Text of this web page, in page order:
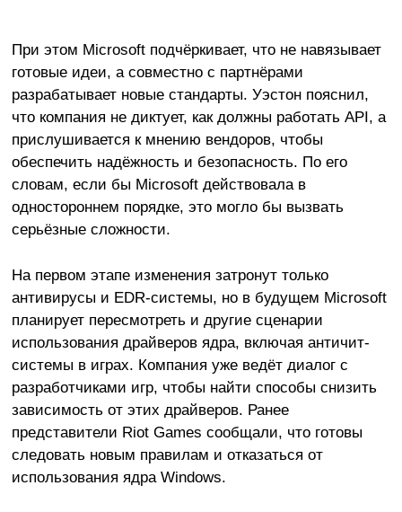
При этом Microsoft подчёркивает, что не навязывает
готовые идеи, а совместно с партнёрами
разрабатывает новые стандарты. Уэстон пояснил,
что компания не диктует, как должны работать API, а
прислушивается к мнению вендоров, чтобы
обеспечить надёжность и безопасность. По его
словам, если бы Microsoft действовала в
одностороннем порядке, это могло бы вызвать
серьёзные сложности.
На первом этапе изменения затронут только
антивирусы и EDR-системы, но в будущем Microsoft
планирует пересмотреть и другие сценарии
использования драйверов ядра, включая античит-
системы в играх. Компания уже ведёт диалог с
разработчиками игр, чтобы найти способы снизить
зависимость от этих драйверов. Ранее
представители Riot Games сообщали, что готовы
следовать новым правилам и отказаться от
использования ядра Windows.